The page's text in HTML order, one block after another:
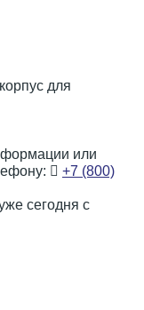
для
или
+7 (800)
сегодня с